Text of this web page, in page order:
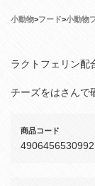
小動物>フード>小動物
ラクトフェリン配
チーズをはさんで
商品コード
4906456530992